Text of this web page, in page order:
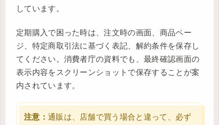
しています。
定期購入で困った時は、注文時の画面、商品ペー
ジ、特定商取引法に基づく表記、解約条件を保存し
てください。消費者庁の資料でも、最終確認画面の
表示内容をスクリーンショットで保存することが案
内されています。
注意： 通販は、店舗で買う場合と違って、必ず